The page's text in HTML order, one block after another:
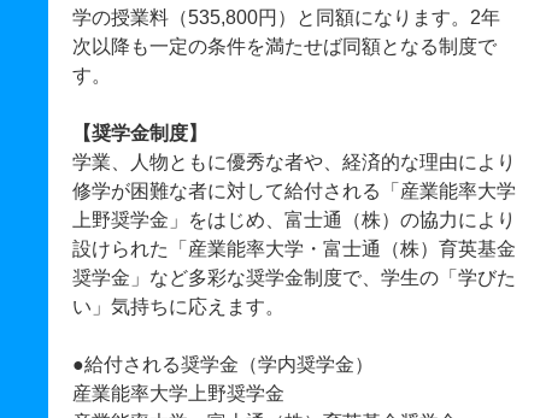
学の授業料（535,800円）と同額になります。2年
次以降も一定の条件を満たせば同額となる制度で
す。
【奨学金制度】
学業、人物ともに優秀な者や、経済的な理由により
修学が困難な者に対して給付される「産業能率大学
上野奨学金」をはじめ、富士通（株）の協力により
設けられた「産業能率大学・富士通（株）育英基金
奨学金」など多彩な奨学金制度で、学生の「学びた
い」気持ちに応えます。
●給付される奨学金（学内奨学金）
産業能率大学上野奨学金